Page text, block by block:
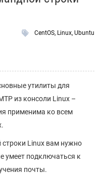
CentOS, Linux, Ubuntu
утилиты для
из консоли Linux –
применима ко всем
Linux вам нужно
умеет подключаться к
почты.